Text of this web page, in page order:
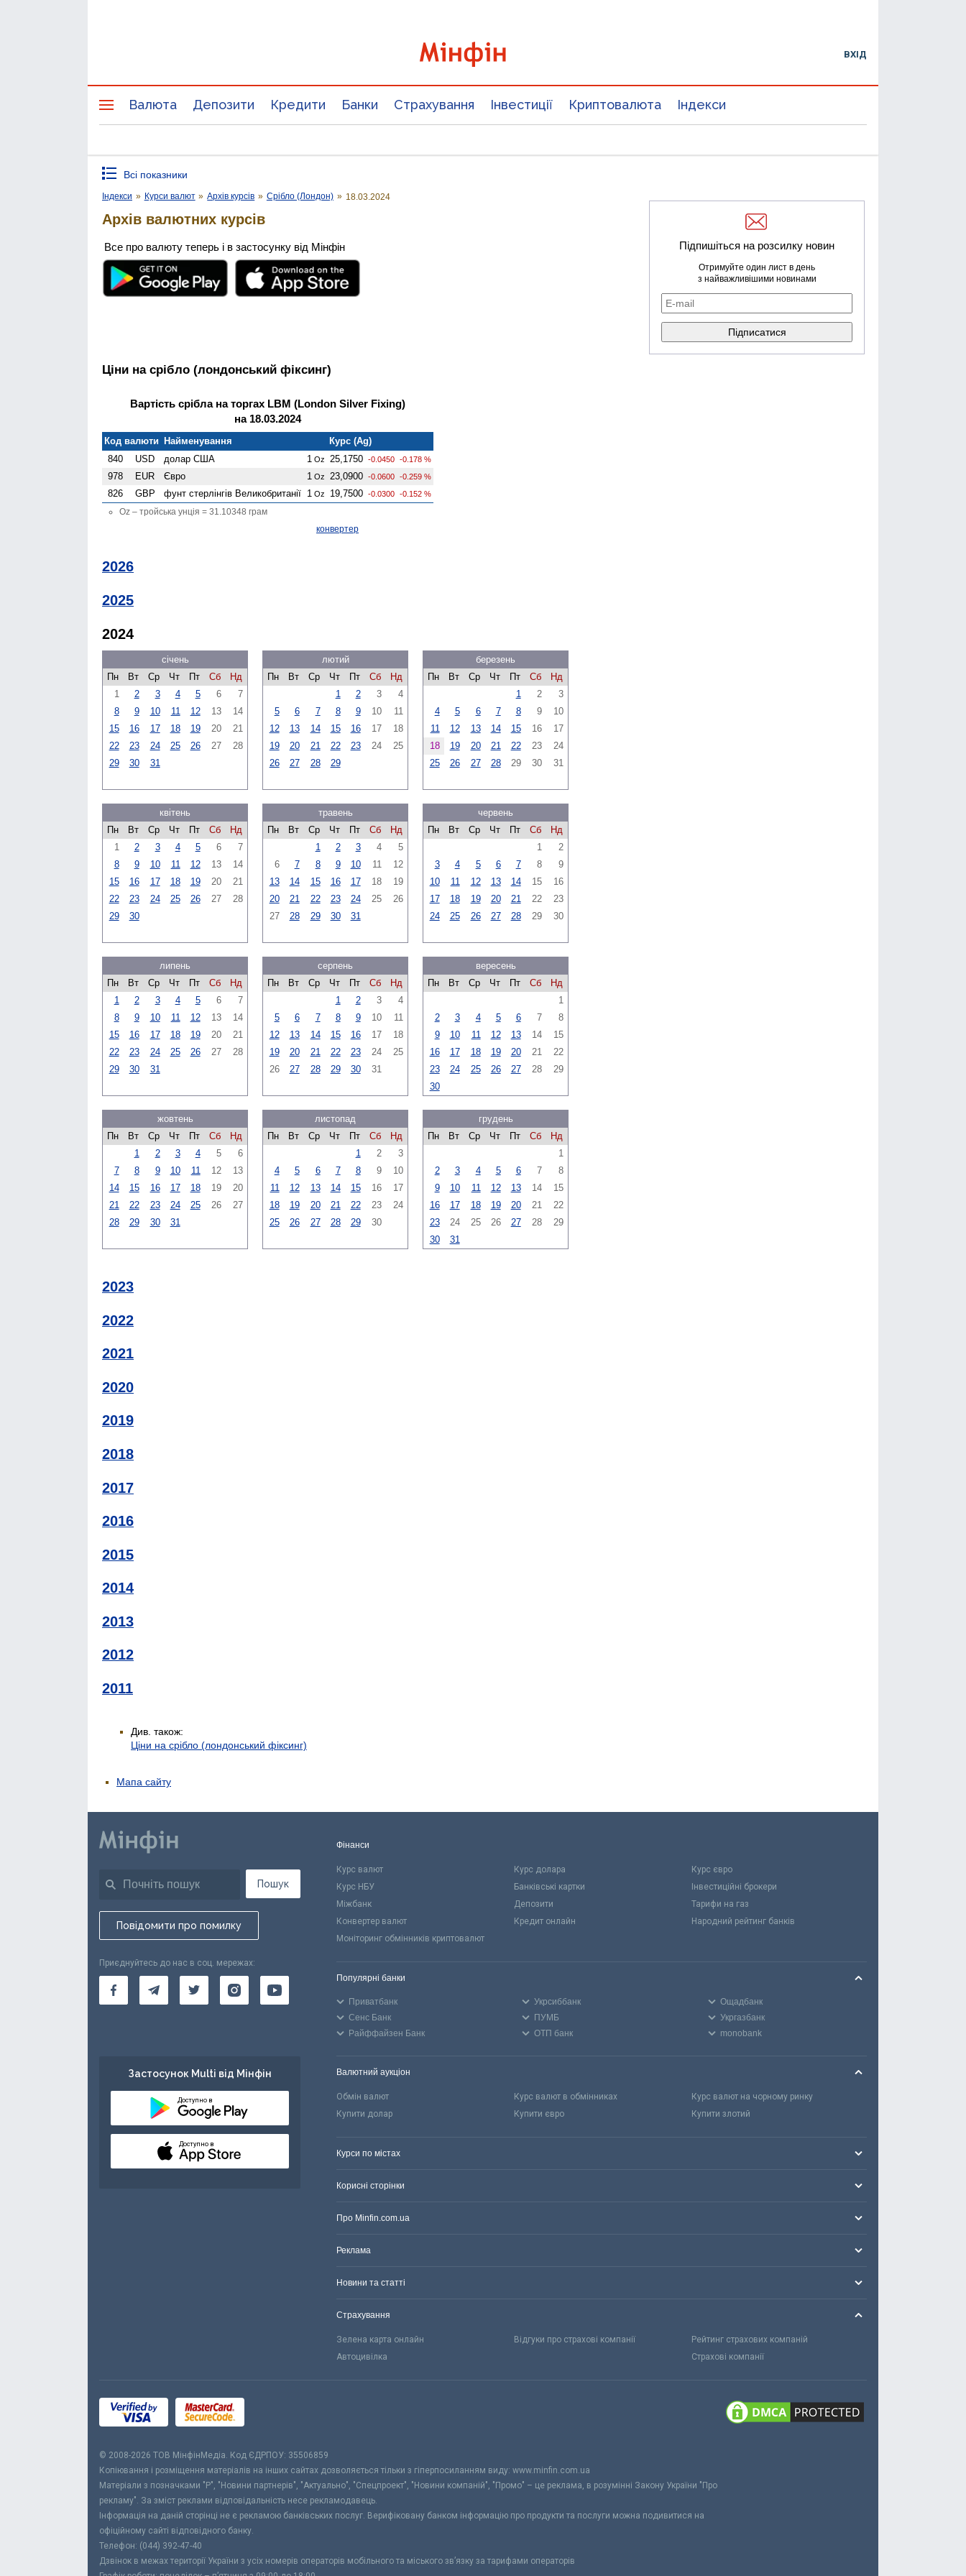
ВХІД
Валюта Депозити Кредити Банки Страхування Інвестиції Криптовалюта Індекси
Всі показники
Індекси » Курси валют » Архів курсів » Срібло (Лондон) » 18.03.2024
Архів валютних курсів
Все про валюту теперь і в застосунку від Мінфін
Ціни на срібло (лондонський фіксинг)
Вартість срібла на торгах LBM (London Silver Fixing)
на 18.03.2024
Код валюти Найменування
Курс (Ag)
840
USD долар США 1 Oz 25,1750 -0.0450 -0.178 %
978 EUR Євро 1 Oz 23,0900 -0.0600 -0.259 %
826 GBP фунт стерлінгів Велико­британії 1 Oz 19,7500 -0.0300 -0.152 %
Oz – тройська унція = 31.10348 грам
конвертер
2026
2025
2024
січень
Пн
Вт Ср Чт Пт Сб
Нд
1
2 3 4 5 6
7
8
9 10 11 12 13
14
15
16 17 18 19 20
21
22
23 24 25 26 27
28
29
30 31
лютий
Пн
Вт Ср Чт Пт Сб
Нд
1
2 3
4
5
6 7 8 9 10
11
12
13 14 15 16 17
18
19
20 21 22 23 24
25
26
27 28 29
березень
Пн
Вт Ср Чт Пт Сб
Нд
1
2
3
4
5 6 7 8 9
10
11
12 13 14 15 16
17
18
19 20 21 22 23
24
25
26 27 28 29 30 31
квітень
Пн
Вт Ср Чт Пт Сб
Нд
1
2 3 4 5 6
7
8
9 10 11 12 13
14
15
16 17 18 19 20
21
22
23 24 25 26 27
28
29
30
травень
Пн
Вт Ср Чт Пт Сб
Нд
1
2 3 4
5
6
7 8 9 10 11
12
13
14 15 16 17 18
19
20
21 22 23 24 25
26
27
28 29 30 31
червень
Пн
Вт Ср Чт Пт Сб
Нд
1
2
3
4 5 6 7 8
9
10
11 12 13 14 15
16
17
18 19 20 21 22
23
24
25 26 27 28 29 30
липень
Пн
Вт Ср Чт Пт Сб
Нд
1
2 3 4 5 6
7
8
9 10 11 12 13
14
15
16 17 18 19 20
21
22
23 24 25 26 27
28
29
30 31
серпень
Пн
Вт Ср Чт Пт Сб
Нд
1
2 3
4
5
6 7 8 9 10
11
12
13 14 15 16 17
18
19
20 21 22 23 24
25
26
27 28 29 30 31
вересень
Пн
Вт Ср Чт Пт Сб
Нд
1
2
3 4 5 6 7
8
9
10 11 12 13 14
15
16
17 18 19 20 21
22
23
24 25 26 27 28
29
30
жовтень
Пн
Вт Ср Чт Пт Сб
Нд
1
2 3 4 5
6
7
8 9 10 11 12
13
14
15 16 17 18 19
20
21
22 23 24 25 26
27
28
29 30 31
листопад
Пн
Вт Ср Чт Пт Сб
Нд
1
2
3
4
5 6 7 8 9
10
11
12 13 14 15 16
17
18
19 20 21 22 23
24
25
26 27 28 29 30
грудень
Пн
Вт Ср Чт Пт Сб
Нд
1
2
3 4 5 6 7
8
9
10 11 12 13 14
15
16
17 18 19 20 21
22
23
24 25 26 27 28
29
30
31
2023
2022
2021
2020
2019
2018
2017
2016
2015
2014
2013
2012
2011
Див. також:
Ціни на срібло (лондонський фіксинг)
Підпишіться на розсилку новин
Отримуйте один лист в день
з найважливішими новинами
Мапа сайту
Пошук
Повідомити про помилку
Приєднуйтесь до нас в соц. мережах:
Застосунок Multi від Мінфін
Доступно в
Доступно в
Фінанси
Курс валют Курс долара
Курс євро
Курс НБУ
Банківські картки
Інвестиційні брокери
Міжбанк
Депозити
Тарифи на газ
Конвертер валют
Кредит онлайн
Народний рейтинг банків
Моніторинг обмінників криптовалют
Популярні банки
Приватбанк Укрсиббанк
Ощадбанк
Сенс Банк
ПУМБ
Укргазбанк
Райффайзен Банк
ОТП банк monobank
Валютний аукціон
Обмін валют Курс валют в обмінниках
Курс валют на чорному ринку
Купити долар
Купити євро Купити злотий
Курси по містах
Корисні сторінки
Про Minfin.com.ua
Реклама
Новини та статті
Страхування
Зелена карта онлайн Відгуки про страхові компанії
Рейтинг страхових компаній
Автоцивілка
Страхові компанії
© 2008-2026 ТОВ МiнфiнМедiа. Код ЄДРПОУ: 35506859
Копіювання і розміщення матеріалів на інших сайтах дозволяється тільки з гіперпосиланням виду: www.minfin.com.ua
Матеріали з позначками "Р", "Новини партнерів", "Актуально", "Спецпроект", "Новини компаній", "Промо" – це реклама, в розумінні Закону України "Про
рекламу". За зміст реклами відповідальність несе рекламодавець.
Інформація на даній сторінці не є рекламою банківських послуг. Верифіковану банком інформацію про продукти та послуги можна подивитися на
офіційному сайті відповідного банку.
Телефон: (044) 392-47-40
Дзвінок в межах території України з усіх номерів операторів мобільного та міського зв’язку за тарифами операторів